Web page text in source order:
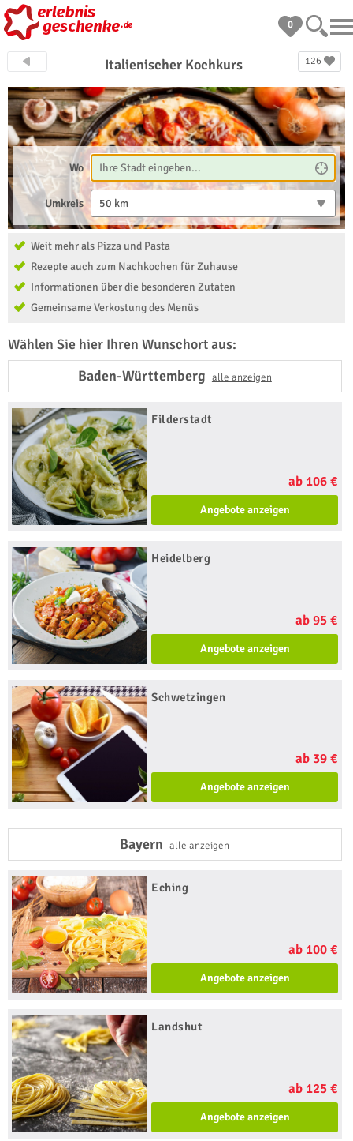
0
126
Italienischer Kochkurs
Wo
Umkreis 50 km
Weit mehr als Pizza und Pasta
Rezepte auch zum Nachkochen für Zuhause
Informationen über die besonderen Zutaten
Gemeinsame Verkostung des Menüs
Wählen Sie hier Ihren Wunschort aus:
Baden-Württemberg alle anzeigen
Filderstadt
ab 106 €
Angebote anzeigen
Heidelberg
ab 95 €
Angebote anzeigen
Schwetzingen
ab 39 €
Angebote anzeigen
Bayernalle anzeigen
Eching
ab 100 €
Angebote anzeigen
Landshut
ab 125 €
Angebote anzeigen